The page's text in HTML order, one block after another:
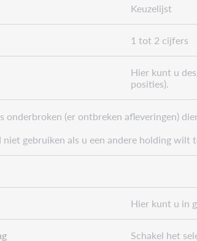
Keuzelijst
1 tot 2 cijfers
Hier kunt u
posities).
onderbroken (er ontbreken afleveringen)
niet gebruiken als u een andere holding wilt
Hier kunt u in
Schakel het